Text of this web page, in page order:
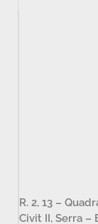
R. 2, 13 –
Civit II, Serra –